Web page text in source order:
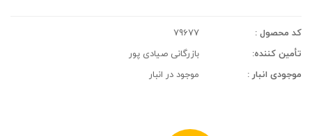
کد محصول :
79677
تأمین کننده:
بازرگانی صیادی پور
موجودی انبار :
موجود در انبار